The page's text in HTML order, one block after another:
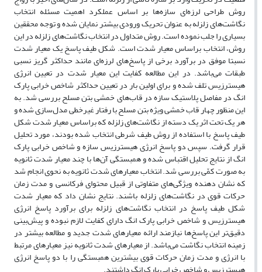
روش طراحی لرزه‌ای سازه‌ها بر اساس عملکرد اهمیت مسئله انتخاب
نگاشت‌های زلزله به عنوان تحریک ورودی بیشتر نمایان شده و توجه محققین
بسیاری را جلب نموده است. روش متداول در انتخاب نگاشت‌های زلزله در این
روش، انتخاب براساس معیار شدت است. شکل طیف پاسخ یک معیار شدت
نسبتا موفق در برآورد برخی از پاسخ‌های لرزه‌ای مانند حداکثر گریز نسبی
طبقات می‌باشد. در این مطالعه کفایت این معیار شدت در تعیین انرژی
هیسترزیس تلف شده و برای اولین بار در تعیین حداکثر شاخص خرابی پارک
انگ در مفاصل پلاستیک سازه در قاب‌های خمشی بتن مسلح بررسی شد. به
این منظور چهار قاب خمشی ویژه بتن مسلح با رفتار غیرخطی مدل‌سازی شده و
هر یک تحت اثر یک دسته از نگاشت‌های زلزله که براساس معیار شدت شکل
طیف پاسخ با استفاده از روش طیف شرطی انتخاب شده بودند، مورد تحلیل
قرار گرفت. سپس دو پاسخ انرژی هیسترزیس سازه و شاخص خرابی پارک
انگ از نتایج تحلیل اقتباس شده و همبستگی آن‌ها با چند معیار شدت ثانویه
به صورت کمّی بررسی شد. انتخاب معیارهای شدت ثانویه به نحوی انجام شد
که نشان دهنده ویژگی‌های متفاوتی از قبیل محتوای فرکانسی و مدت زمان
حرکات قوی در نگاشت‌های زلزله باشند. نتایج نشان داد که معیار شدت
شکل طیف پاسخ در انتخاب نگاشت‌های زلزله برای برآورد پاسخ انرژی
هیسترزیس و شاخص خرابی پارک انگ دارای کفایت لازم نبوده و پیش‌بینی
دقیق‌تر این پاسخ‌ها نیازمند ارائه معیار‌های شدت جدید و مطالعه بیشتر در
زمینه انتخاب نگاشت می‌باشد. از معیارهای شدت ثانویه نیز معیارهای مرتبط
با انرژی و مدت زمان حرکات قوی بیشترین همبستگی را با دو پاسخ انرژی